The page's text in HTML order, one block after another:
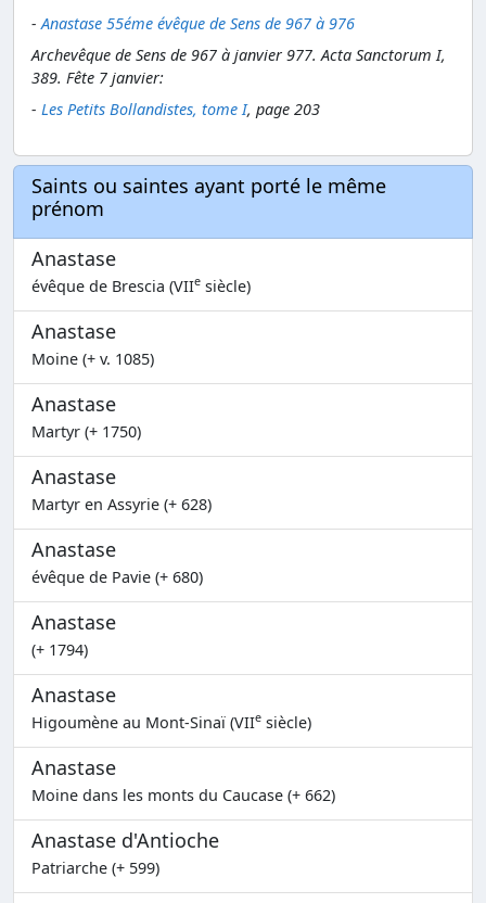
-Anastase 55éme évêque de Sens de 967 à 976
Archevêque de Sens de 967 à janvier 977. Acta Sanctorum I,
389. Fête 7 janvier:
- Les Petits Bollandistes, tome I, page 203
Saints ou saintes ayant porté le même
prénom
Anastase
évêque de Brescia (VIIe siècle)
Anastase
Moine (+ v. 1085)
Anastase
Martyr (+ 1750)
Anastase
Martyr en Assyrie (+ 628)
Anastase
évêque de Pavie (+ 680)
Anastase
(+ 1794)
Anastase
Higoumène au Mont-Sinaï (VIIe siècle)
Anastase
Moine dans les monts du Caucase (+ 662)
Anastase d'Antioche
Patriarche (+ 599)